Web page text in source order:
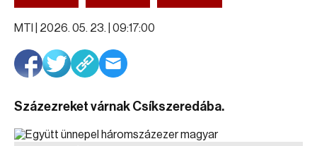
MTI | 2026. 05. 23. | 09:17:00
Százezreket várnak Csíkszeredába.